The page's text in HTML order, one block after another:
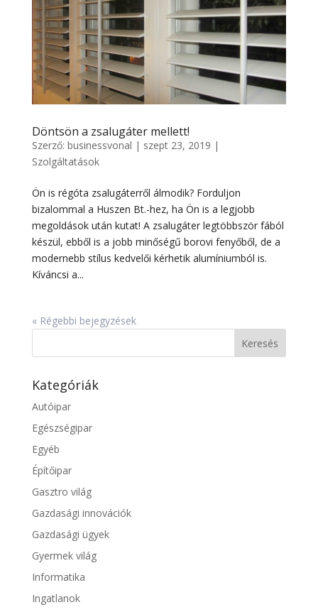
Döntsön a zsalugáter mellett!
Szerző: businessvonal | szept 23, 2019 |
Szolgáltatások
Ön is régóta zsalugáterről álmodik? Forduljon
bizalommal a Huszen Bt.-hez, ha Ön is a legjobb
megoldások után kutat! A zsalugáter legtöbbször fából
készül, ebből is a jobb minőségű borovi fenyőből, de a
modernebb stílus kedvelői kérhetik alumíniumból is.
Kíváncsi a...
« Régebbi bejegyzések
Kategóriák
Autóipar
Egészségipar
Egyéb
Építőipar
Gasztro világ
Gazdasági innovációk
Gazdasági ügyek
Gyermek világ
Informatika
Ingatlanok